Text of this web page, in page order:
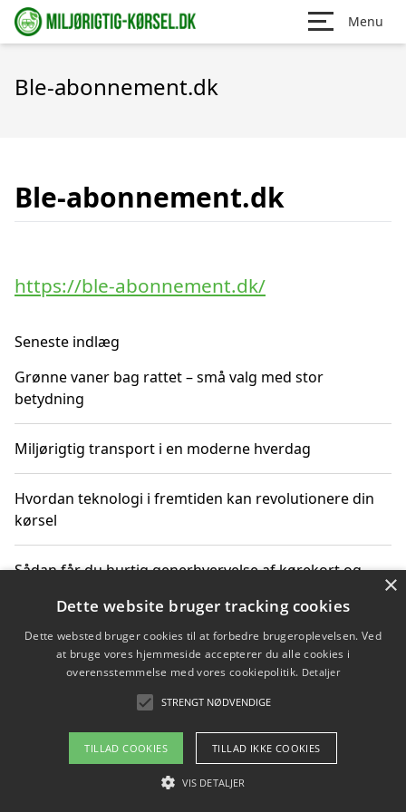
Menu
Ble-abonnement.dk
Ble-abonnement.dk
https://ble-abonnement.dk/
Seneste indlæg
Grønne vaner bag rattet – små valg med stor
betydning
Miljørigtig transport i en moderne hverdag
Hvordan teknologi i fremtiden kan revolutionere din
kørsel
Sådan får du hurtig generhvervelse af kørekort og
Sådan lærer du miljørigtig kørsel hos en køreskole i
Gentofte
Copyright 2026 - Pilanto Aps
Om / kontakt
×
Dette website bruger tracking cookies
Dette websted bruger cookies til at forbedre brugeroplevelsen. Ved
at bruge vores hjemmeside accepterer du alle cookies i
overensstemmelse med vores cookiepolitik. Detaljer
STRENGT NØDVENDIGE
TILLAD COOKIES TILLAD IKKE COOKIES
VIS DETALJER